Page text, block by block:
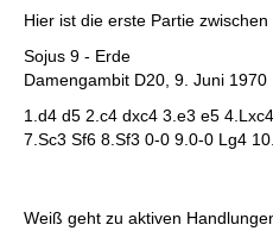
Hier ist die erste Partie
Sojus 9 - Erde
Damengambit D20, 9. Juni 1970
1.d4 d5 2.c4 dxc4 3.e3 e5
7.Sc3 Sf6 8.Sf3 0-0 9.0-0 Lg4
Weiß geht zu aktiven